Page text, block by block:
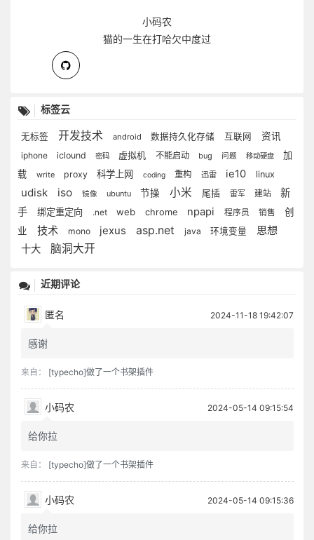
小码农
猫的一生在打哈欠中度过
标签云
无标签 开发技术 android 数据持久化存储 互联网 资讯
iphone iclound 密码 虚拟机 不能启动 bug 问题 移动硬盘
加
载
write proxy 科学上网 coding 重构 迅雷 ie10 linux
udisk iso 镜像 ubuntu 节操 小米 尾插 雷军 建站
新
手
绑定重定向 .net web chrome npapi 程序员 销售
创
业
技术 mono jexus asp.net java 环境变量 思想
十大 脑洞大开
近期评论
匿名 2024-11-18 19:42:07
感谢
来自： [typecho]做了一个书架插件
小码农 2024-05-14 09:15:54
给你拉
来自： [typecho]做了一个书架插件
小码农 2024-05-14 09:15:36
给你拉